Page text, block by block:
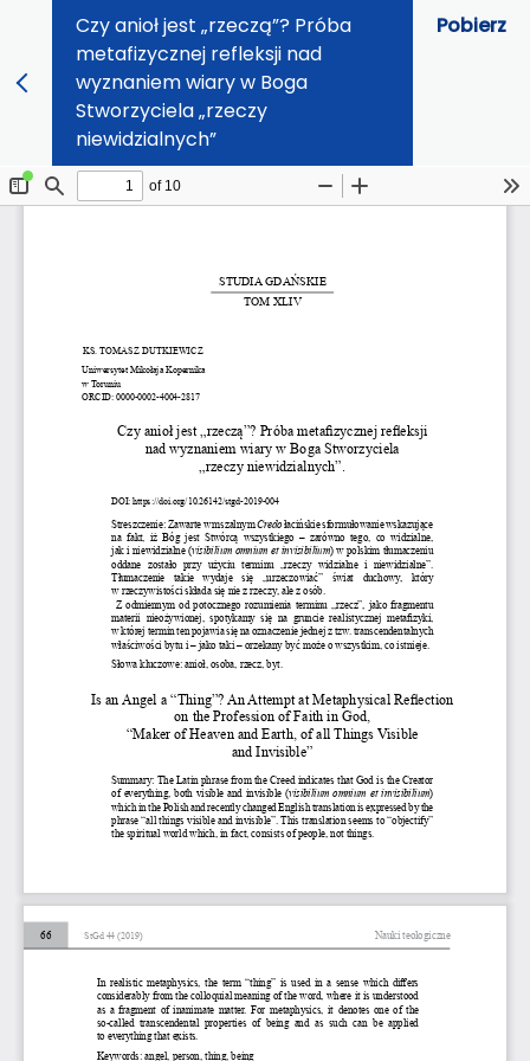
Czy anioł jest „rzeczą”? Próba
metafizycznej refleksji nad
wyznaniem wiary w Boga
Stworzyciela „rzeczy
niewidzialnych”
Pobierz